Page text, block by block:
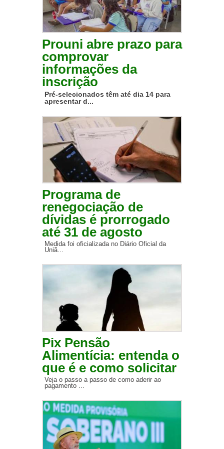
Prouni abre prazo para
comprovar
informações da
inscrição
Pré-selecionados têm até dia 14 para
apresentar d...
Programa de
renegociação de
dívidas é prorrogado
até 31 de agosto
Medida foi oficializada no Diário Oficial da
Uniã...
Pix Pensão
Alimentícia: entenda o
que é e como solicitar
Veja o passo a passo de como aderir ao
pagamento ...